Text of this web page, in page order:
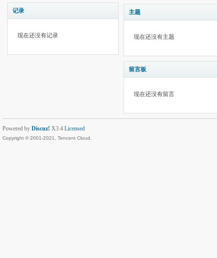
记录
现在还没有记录
主题
现在还没有主题
留言板
现在还没有留言
Powered by Discuz! X3.4 Licensed
Copyright © 2001-2021, Tencent Cloud.